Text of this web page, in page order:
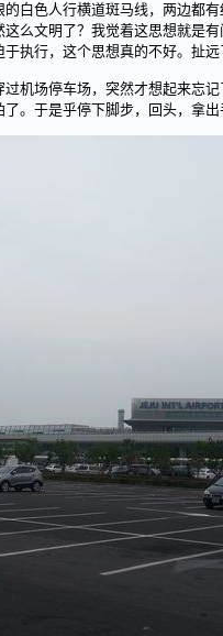
色人行横道斑马线，两边都有
么文明了？我觉着这思想就是
于执行，这个思想真的不好。扯
场停车场，突然才想起来忘记
。于是乎停下脚步，回头，拿出